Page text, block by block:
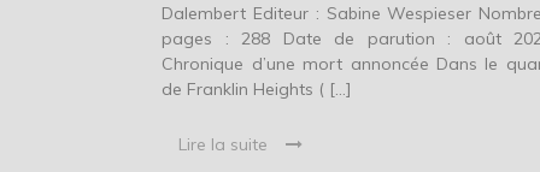
Dalembert Editeur : Sabine Wespieser
pages : 288 Date de parution : août
Chronique d’une mort annoncée Dans le
de Franklin Heights ( […]
Lire la suite